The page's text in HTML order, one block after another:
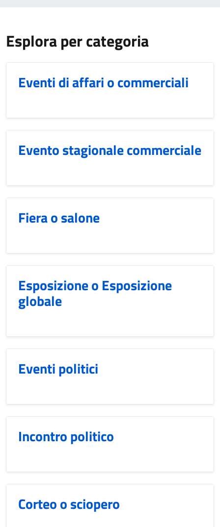
Esplora per categoria
Eventi di affari o commerciali
Evento stagionale commerciale
Fiera o salone
Esposizione o Esposizione
globale
Eventi politici
Incontro politico
Corteo o sciopero